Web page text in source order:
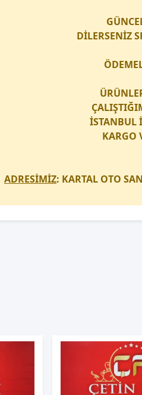
DİLERSENİZ
İSTANBUL
KARGO
ADRESİMİZ: KARTAL OTO